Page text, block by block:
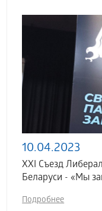
10.04.2023
XXI Съезд
Беларуси - «Мы
Подробнее